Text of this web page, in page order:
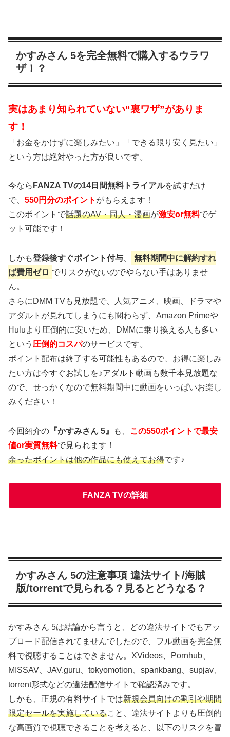
かすみさん 5を完全無料で購入するウラワ
ザ！？
実はあまり知られていない“裏ワザ”がありま
す！
「お金をかけずに楽しみたい」「できる限り安く見たい」
という方は絶対やった方が良いです。
今なら FANZA TVの14日間無料トライアルを試すだけ
で、 550円分のポイント がもらえます！
このポイントで話題のAV・同人・漫画が激安or無料でゲ
ット可能です！
しかも登録後すぐポイント付与
無料期間中に解約すれ
ば費用ゼロ でリスクがないのでやらない手はありませ
ん。
さらにDMM TVも見放題で、人気アニメ、映画、ドラマや
アダルトが見れてしまうにも関わらず、Amazon Primeや
Huluより圧倒的に安いため、DMMに乗り換える人も多い
という 圧倒的コスパのサービスです。
ポイント配布は終了する可能性もあるので、お得に楽しみ
たい方は今すぐお試しを♪アダルト動画も数千本見放題な
ので、せっかくなので無料期間中に動画をいっぱいお楽し
みください！
今回紹介の 『かすみさん 5』 も、 この550ポイントで最安
値or実質無料で見られます！
余ったポイントは他の作品にも使えてお得です♪
FANZA TVの詳細
かすみさん 5の注意事項 違法サイト/海賊
版/torrentで見られる？見るとどうなる？
かすみさん 5は結論から言うと、どの違法サイトでもアッ
プロード配信されてませんでしたので、フル動画を完全無
料で視聴することはできません。XVideos、Pornhub、
MISSAV、JAV.guru、tokyomotion、spankbang、supjav、
torrent形式などの違法配信サイトで確認済みです。
しかも、正規の有料サイトでは新規会員向けの割引や期間
限定セールを実施していること、違法サイトよりも圧倒的
な高画質で視聴できることを考えると、以下のリスクを冒